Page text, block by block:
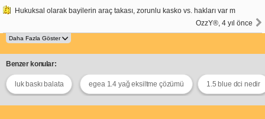
Hukuksal olarak bayilerin araç takası, zorunlu kasko vs. hakları var m
OzzY®, 4 yıl önce
Benzer konular:
luk baskı balata egea 1.4 yağ eksiltme çözümü 1.5 blue dci nedir